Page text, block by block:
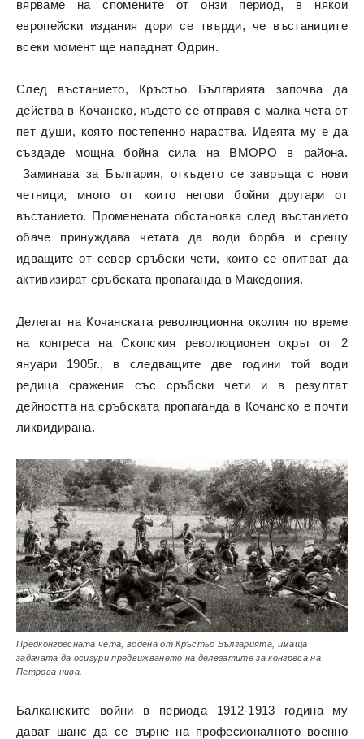
вярваме на спомените от онзи период, в някои
европейски издания дори се твърди, че въстаниците
всеки момент ще нападнат Одрин.
След въстанието, Кръстьо Българията започва да
действа в Кочанско, където се отправя с малка чета от
пет души, която постепенно нараства. Идеята му е да
създаде мощна бойна сила на ВМОРО в района.
Заминава за България, откъдето се завръща с нови
четници, много от които негови бойни другари от
въстанието. Променената обстановка след въстанието
обаче принуждава четата да води борба и срещу
идващите от север сръбски чети, които се опитват да
активизират сръбската пропаганда в Македония.
Делегат на Кочанската революционна околия по време
на конгреса на Скопския революционен окръг от 2
януари 1905г., в следващите две години той води
редица сражения със сръбски чети и в резултат
дейността на сръбската пропаганда в Кочанско е почти
ликвидирана.
Предконгресната чета, водена от Кръстьо Българията, имаща
задачата да осигури предвижването на делегатите за конгреса на
Петрова нива.
Балканските войни в периода 1912-1913 година му
дават шанс да се върне на професионалното военно